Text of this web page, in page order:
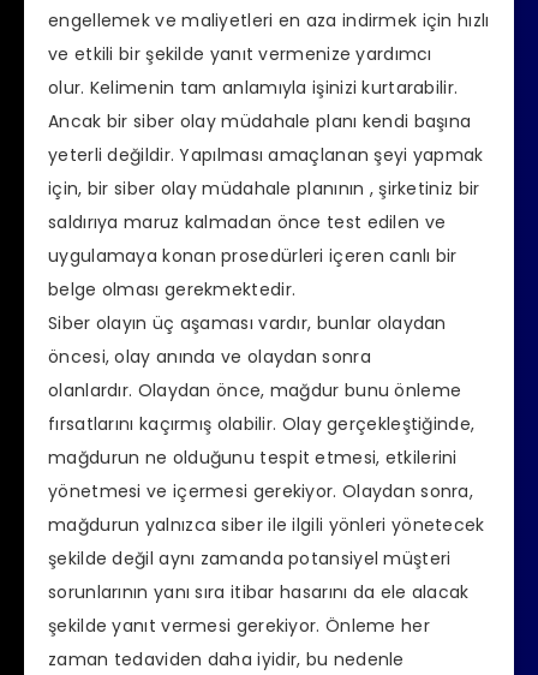
engellemek ve maliyetleri en aza indirmek için hızlı
ve etkili bir şekilde yanıt vermenize yardımcı
olur. Kelimenin tam anlamıyla işinizi kurtarabilir.
Ancak bir siber olay müdahale planı kendi başına
yeterli değildir. Yapılması amaçlanan şeyi yapmak
için, bir siber olay müdahale planının , şirketiniz bir
saldırıya maruz kalmadan önce test edilen ve
uygulamaya konan prosedürleri içeren canlı bir
belge olması gerekmektedir.
Siber olayın üç aşaması vardır, bunlar olaydan
öncesi, olay anında ve olaydan sonra
olanlardır. Olaydan önce, mağdur bunu önleme
fırsatlarını kaçırmış olabilir. Olay gerçekleştiğinde,
mağdurun ne olduğunu tespit etmesi, etkilerini
yönetmesi ve içermesi gerekiyor. Olaydan sonra,
mağdurun yalnızca siber ile ilgili yönleri yönetecek
şekilde değil aynı zamanda potansiyel müşteri
sorunlarının yanı sıra itibar hasarını da ele alacak
şekilde yanıt vermesi gerekiyor. Önleme her
zaman tedaviden daha iyidir, bu nedenle